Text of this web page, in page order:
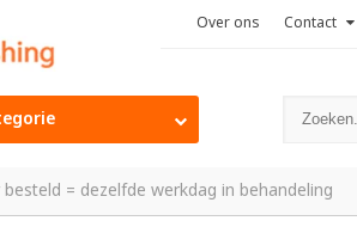
Over ons Contact
= dezelfde werkdag in behandeling